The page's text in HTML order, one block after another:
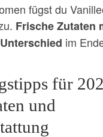
fügst du
Frische Zutaten
im
für
und